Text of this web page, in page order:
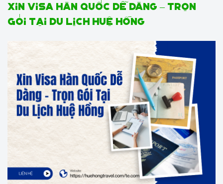
Xin Visa Hàn Quốc Dễ Dàng – Trọn
Gói Tại Du Lịch Huệ Hồng